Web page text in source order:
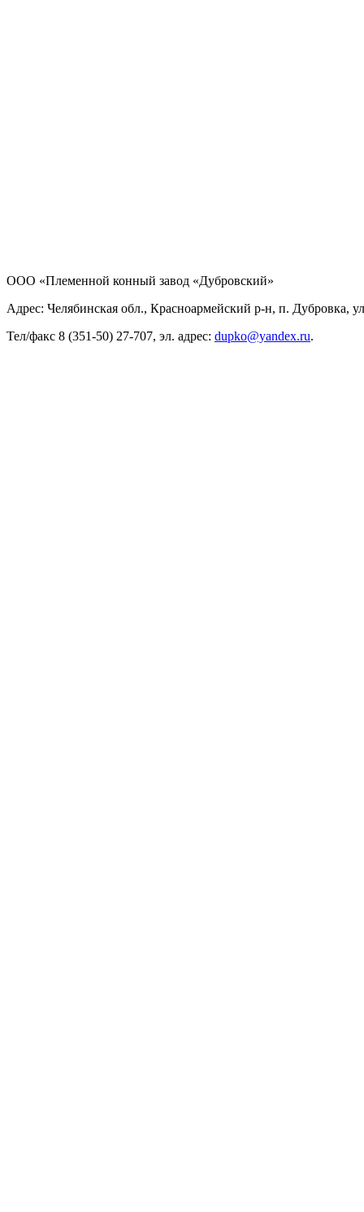
ООО «Племенной конный завод «Дубровский»
Адрес: Челябинская обл., Красноармейский р-н, п. Дубровка,
Тел/факс 8 (351-50) 27-707, эл. адрес: dupko@yandex.ru.